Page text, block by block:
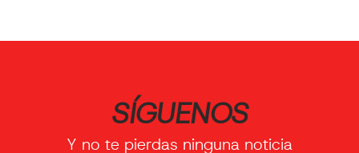
SÍGUENOS
Y no te pierdas ninguna noticia